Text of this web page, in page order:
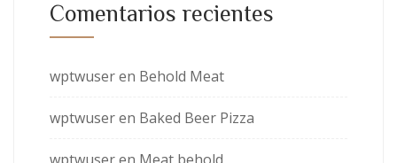
Comentarios recientes
wptwuseren Behold Meat
wptwuseren Baked Beer Pizza